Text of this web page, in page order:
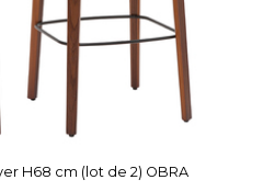
H68 cm (lot de 2) OBRA